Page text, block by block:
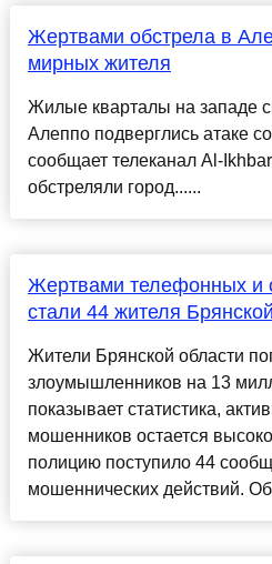
Жертвами обстрела в
мирных жителя
Жилые кварталы на западе
Алеппо подверглись атаке
сообщает телеканал Al-
обстреляли город......
Жертвами телефонных и
стали 44 жителя
Жители Брянской области
злоумышленников на 13
показывает статистика,
мошенников остается
полицию поступило 44
мошеннических действий.